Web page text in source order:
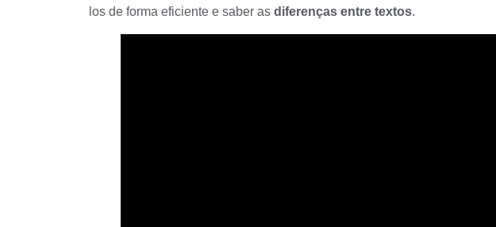
los de forma eficiente e saber as diferenças entre textos.